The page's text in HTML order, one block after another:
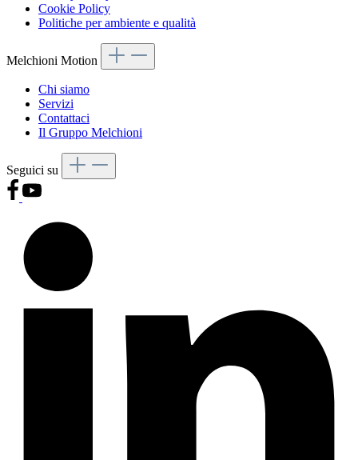
Cookie Policy
Politiche per ambiente e qualità
Melchioni Motion
Chi siamo
Servizi
Contattaci
Il Gruppo Melchioni
Seguici su